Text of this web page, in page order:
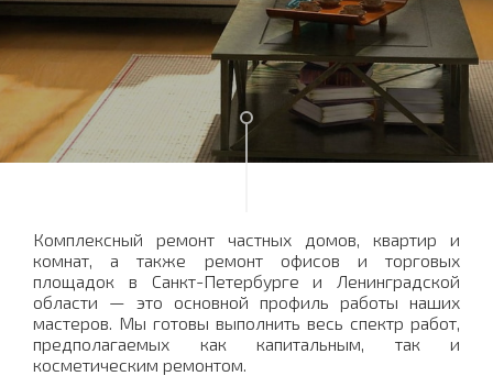
Комплексный ремонт частных домов, квартир и
комнат, а также ремонт офисов и торговых
площадок в Санкт-Петербурге и Ленинградской
области — это основной профиль работы наших
мастеров. Мы готовы выполнить весь спектр работ,
предполагаемых как капитальным, так и
косметическим ремонтом.